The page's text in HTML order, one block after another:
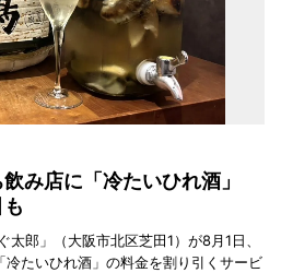
み店に「冷たいひれ酒」
郎」（大阪市北区芝田1）が8月1日、
たいひれ酒」の料金を割り引くサービ